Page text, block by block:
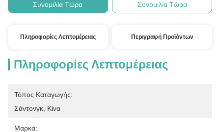
Συνομιλία Τώρα Συνομιλία Τώρα
Πληροφορίες Λεπτομέρειας Περιγραφή Προϊόντων
Πληροφορίες Λεπτομέρειας
Τόπος Καταγωγής:
Σάντονγκ, Κίνα
Μάρκα: